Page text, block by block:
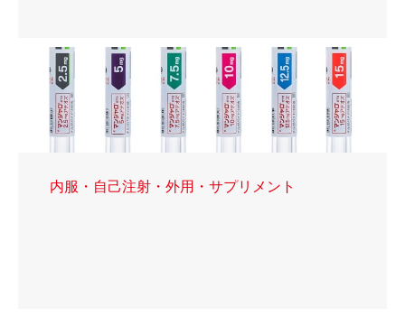
内服・自己注射・外用・サプリメント